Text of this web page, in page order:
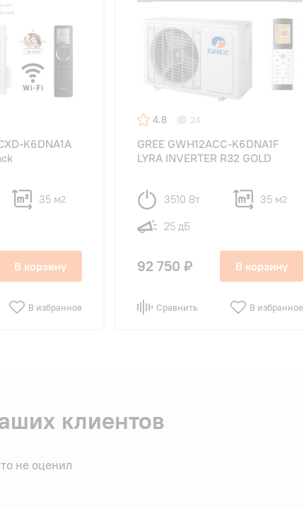
K6DNA1A
35 м2
В корзину
В избранное
4.8 24
GREE GWH12ACC-K6DNA1F
LYRA INVERTER R32 GOLD
3510 Вт 35 м2
25 дБ
92 750 ₽ В корзину
Сравнить В избранное
клиентов
не оценил